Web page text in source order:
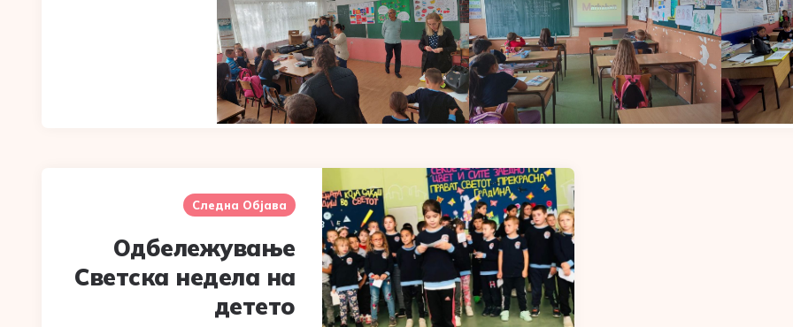
Следна Објава
Одбележување
Светска недела на
детето